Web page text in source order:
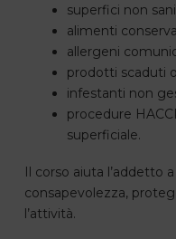
superfici non
alimenti
allergeni
prodotti scaduti
infestanti non
procedure
superficiale.
Il corso aiuta l’addetto
consapevolezza,
l’attività.